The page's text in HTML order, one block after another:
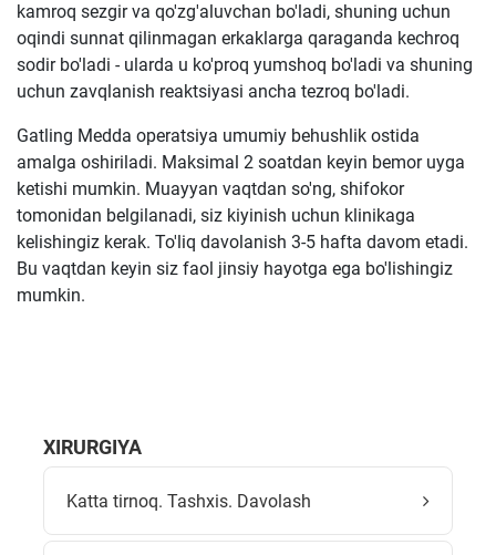
kamroq sezgir va qo'zg'aluvchan bo'ladi, shuning uchun
oqindi sunnat qilinmagan erkaklarga qaraganda kechroq
sodir bo'ladi - ularda u ko'proq yumshoq bo'ladi va shuning
uchun zavqlanish reaktsiyasi ancha tezroq bo'ladi.
Gatling Medda operatsiya umumiy behushlik ostida
amalga oshiriladi. Maksimal 2 soatdan keyin bemor uyga
ketishi mumkin. Muayyan vaqtdan so'ng, shifokor
tomonidan belgilanadi, siz kiyinish uchun klinikaga
kelishingiz kerak. To'liq davolanish 3-5 hafta davom etadi.
Bu vaqtdan keyin siz faol jinsiy hayotga ega bo'lishingiz
mumkin.
XIRURGIYA
Katta tirnoq. Tashxis. Davolash